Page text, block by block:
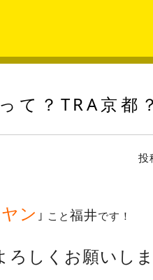
て？TRA京都
投
ン ｣ こと 福井です！
ろしくお願いし